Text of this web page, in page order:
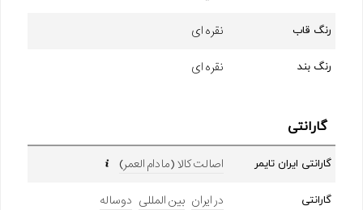
رنگ قاب نقره ای
رنگ بند نقره ای
گارانتی
گارانتی ایران تایمر اصالت کالا (مادام العمر)
گارانتی در ایران بین المللی دوساله